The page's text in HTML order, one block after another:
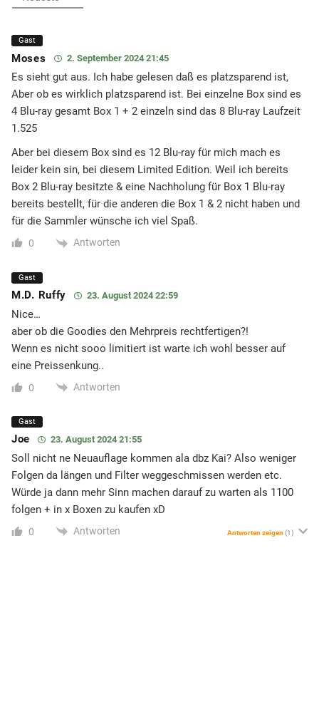
Gast
Moses 2. September 2024 21:45
Es sieht gut aus. Ich habe gelesen daß es platzsparend ist,
Aber ob es wirklich platzsparend ist. Bei einzelne Box sind es
4 Blu-ray gesamt Box 1 + 2 einzeln sind das 8 Blu-ray Laufzeit
1.525
Aber bei diesem Box sind es 12 Blu-ray für mich mach es
leider kein sin, bei diesem Limited Edition. Weil ich bereits
Box 2 Blu-ray besitzte & eine Nachholung für Box 1 Blu-ray
bereits bestellt, für die anderen die Box 1 & 2 nicht haben und
für die Sammler wünsche ich viel Spaß.
0 Antworten
Gast
M.D. Ruffy 23. August 2024 22:59
Nice…
aber ob die Goodies den Mehrpreis rechtfertigen?!
Wenn es nicht sooo limitiert ist warte ich wohl besser auf
eine Preissenkung..
0 Antworten
Gast
Joe 23. August 2024 21:55
Soll nicht ne Neuauflage kommen ala dbz Kai? Also weniger
Folgen da längen und Filter weggeschmissen werden etc.
Würde ja dann mehr Sinn machen darauf zu warten als 1100
folgen + in x Boxen zu kaufen xD
0 Antworten Antworten zeigen (1)